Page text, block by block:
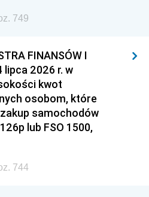
749
FINANSÓW I
lipca 2026 r. w
kwot
osobom, które
samochodów
lub FSO 1500,
744